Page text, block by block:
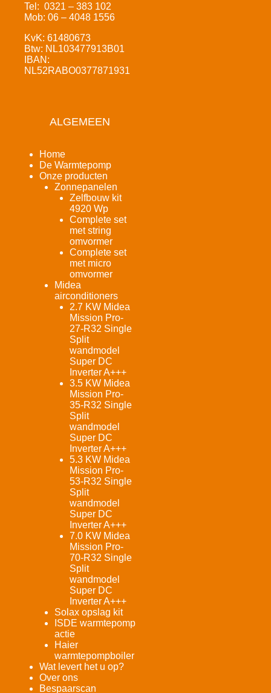
Tel: 0321 – 383 102
Mob: 06 – 4048 1556
KvK: 61480673
Btw: NL103477913B01
IBAN:
NL52RABO0377871931
ALGEMEEN
Home
De Warmtepomp
Onze producten
Zonnepanelen
Zelfbouw kit
4920 Wp
Complete set
met string
omvormer
Complete set
met micro
omvormer
Midea
airconditioners
2.7 KW Midea
Mission Pro-
27-R32 Single
Split
wandmodel
Super DC
Inverter A+++
3.5 KW Midea
Mission Pro-
35-R32 Single
Split
wandmodel
Super DC
Inverter A+++
5.3 KW Midea
Mission Pro-
53-R32 Single
Split
wandmodel
Super DC
Inverter A+++
7.0 KW Midea
Mission Pro-
70-R32 Single
Split
wandmodel
Super DC
Inverter A+++
Solax opslag kit
ISDE warmtepomp
actie
Haier
warmtepompboiler
Wat levert het u op?
Over ons
Bespaarscan